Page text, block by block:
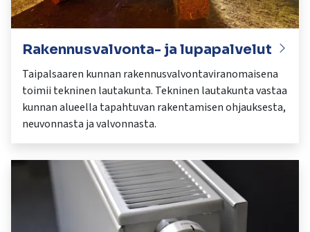
Rakennusvalvonta- ja lupapalvelut
Taipalsaaren kunnan rakennusvalvontaviranomaisena
toimii tekninen lautakunta. Tekninen lautakunta vastaa
kunnan alueella tapahtuvan rakentamisen ohjauksesta,
neuvonnasta ja valvonnasta.